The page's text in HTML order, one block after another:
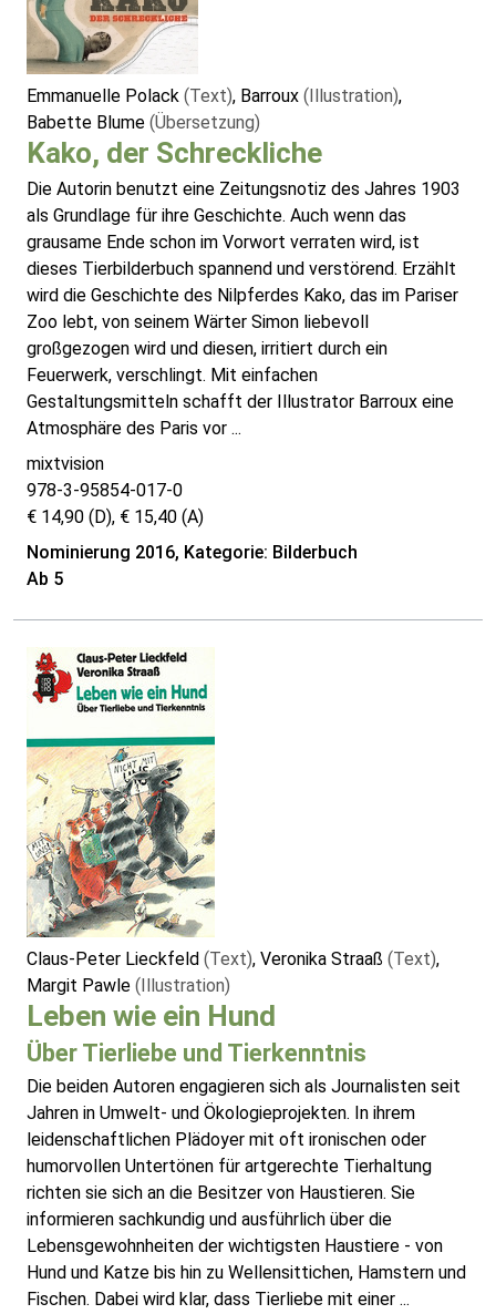
Emmanuelle Polack (Text), Barroux (Illustration),
Babette Blume (Übersetzung)
Kako, der Schreckliche
Die Autorin benutzt eine Zeitungsnotiz des Jahres 1903
als Grundlage für ihre Geschichte. Auch wenn das
grausame Ende schon im Vorwort verraten wird, ist
dieses Tierbilderbuch spannend und verstörend. Erzählt
wird die Geschichte des Nilpferdes Kako, das im Pariser
Zoo lebt, von seinem Wärter Simon liebevoll
großgezogen wird und diesen, irritiert durch ein
Feuerwerk, verschlingt. Mit einfachen
Gestaltungsmitteln schafft der Illustrator Barroux eine
Atmosphäre des Paris vor ...
mixtvision
978-3-95854-017-0
€ 14,90 (D), € 15,40 (A)
Nominierung 2016, Kategorie: Bilderbuch
Ab 5
Claus-Peter Lieckfeld (Text), Veronika Straaß (Text),
Margit Pawle (Illustration)
Leben wie ein Hund
Über Tierliebe und Tierkenntnis
Die beiden Autoren engagieren sich als Journalisten seit
Jahren in Umwelt- und Ökologieprojekten. In ihrem
leidenschaftlichen Plädoyer mit oft ironischen oder
humorvollen Untertönen für artgerechte Tierhaltung
richten sie sich an die Besitzer von Haustieren. Sie
informieren sachkundig und ausführlich über die
Lebensgewohnheiten der wichtigsten Haustiere - von
Hund und Katze bis hin zu Wellensittichen, Hamstern und
Fischen. Dabei wird klar, dass Tierliebe mit einer ...